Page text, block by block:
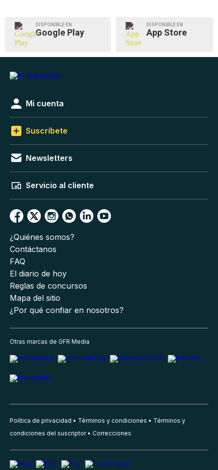
DISPONIBLE EN
Google Play
DISPONIBLE EN
App Store
Mi cuenta
Suscríbete
Newsletters
Servicio al cliente
¿Quiénes somos?
Contáctanos
FAQ
El diario de hoy
Reglas de concursos
Mapa del sitio
¿Por qué confiar en nosotros?
Otras marcas de GFR Media
Política de privacidad Términos y condiciones
Términos y
condiciones del suscriptor
Correcciones